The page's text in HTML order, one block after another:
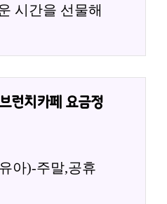
시간을 선물해
런치카페 요금정
아)-주말,공휴